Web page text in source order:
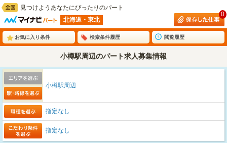
見つけようあなたにぴったりのパート
北海道・東北
0
お気に入り条件 検索条件履歴 閲覧履歴
小樽駅周辺のパート求人募集情報
小樽駅周辺
指定なし
指定なし